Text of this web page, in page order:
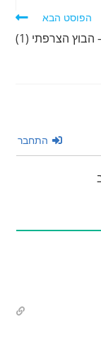
הפוסט הבא
הצרפתי (1)
התחבר